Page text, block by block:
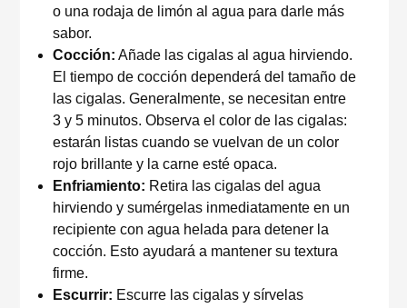
o una rodaja de limón al agua para darle más
sabor.
Cocción: Añade las cigalas al agua hirviendo.
El tiempo de cocción dependerá del tamaño de
las cigalas. Generalmente, se necesitan entre
3 y 5 minutos. Observa el color de las cigalas:
estarán listas cuando se vuelvan de un color
rojo brillante y la carne esté opaca.
Enfriamiento: Retira las cigalas del agua
hirviendo y sumérgelas inmediatamente en un
recipiente con agua helada para detener la
cocción. Esto ayudará a mantener su textura
firme.
Escurrir: Escurre las cigalas y sírvelas